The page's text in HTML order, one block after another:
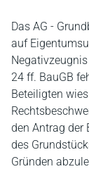
Das AG -
auf
24 ff. BauGB
Beteiligten
den Antrag der
des
Gründen